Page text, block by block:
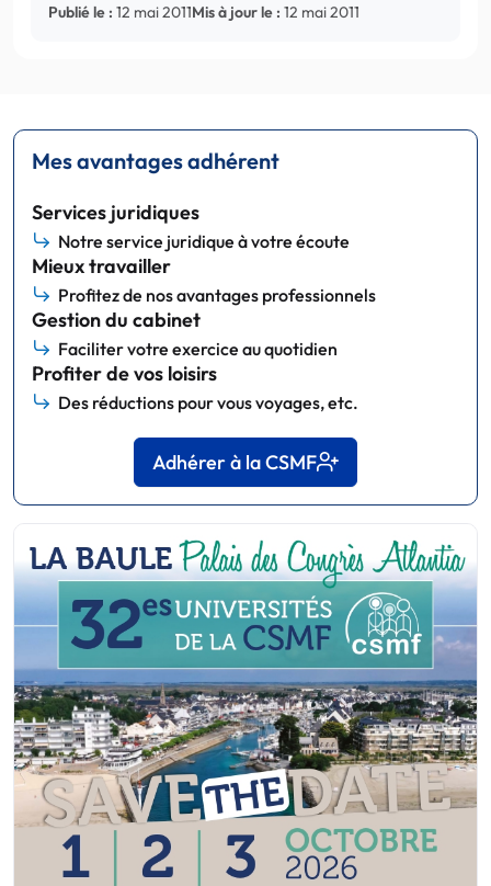
Publié le : 12 mai 2011Mis à jour le : 12 mai 2011
Mes avantages adhérent
Services juridiques
Notre service juridique à votre écoute
Mieux travailler
Profitez de nos avantages professionnels
Gestion du cabinet
Faciliter votre exercice au quotidien
Profiter de vos loisirs
Des réductions pour vous voyages, etc.
Adhérer à la CSMF